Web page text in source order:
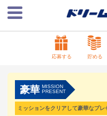
応募する 貯める
豪華 MISSION
PRESENT
ミッションをクリアして豪華なプレ